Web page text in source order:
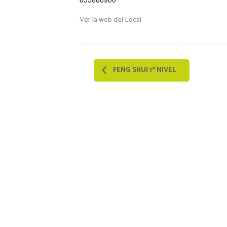
Ver la web del Local
FENG SHUI 1º NIVEL